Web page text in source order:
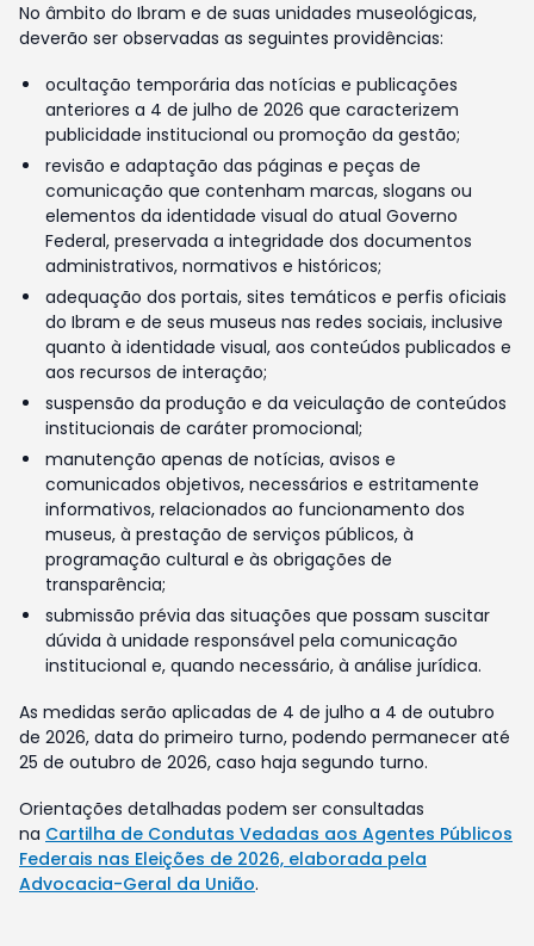
No âmbito do Ibram e de suas unidades museológicas,
deverão ser observadas as seguintes providências:
ocultação temporária das notícias e publicações
anteriores a 4 de julho de 2026 que caracterizem
publicidade institucional ou promoção da gestão;
revisão e adaptação das páginas e peças de
comunicação que contenham marcas, slogans ou
elementos da identidade visual do atual Governo
Federal, preservada a integridade dos documentos
administrativos, normativos e históricos;
adequação dos portais, sites temáticos e perfis oficiais
do Ibram e de seus museus nas redes sociais, inclusive
quanto à identidade visual, aos conteúdos publicados e
aos recursos de interação;
suspensão da produção e da veiculação de conteúdos
institucionais de caráter promocional;
manutenção apenas de notícias, avisos e
comunicados objetivos, necessários e estritamente
informativos, relacionados ao funcionamento dos
museus, à prestação de serviços públicos, à
programação cultural e às obrigações de
transparência;
submissão prévia das situações que possam suscitar
dúvida à unidade responsável pela comunicação
institucional e, quando necessário, à análise jurídica.
As medidas serão aplicadas de 4 de julho a 4 de outubro
de 2026, data do primeiro turno, podendo permanecer até
25 de outubro de 2026, caso haja segundo turno.
Orientações detalhadas podem ser consultadas
na Cartilha de Condutas Vedadas aos Agentes Públicos
Federais nas Eleições de 2026, elaborada pela
Advocacia-Geral da União.